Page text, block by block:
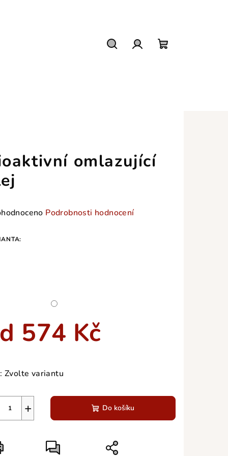
omlazující
Podrobnosti hodnocení
574 Kč
Zvolte variantu
+ Do košíku